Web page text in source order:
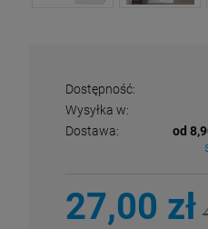
Dostępność:
Wysyłka w:
Dostawa:
od
Cena nie zawiera
27,00 zł